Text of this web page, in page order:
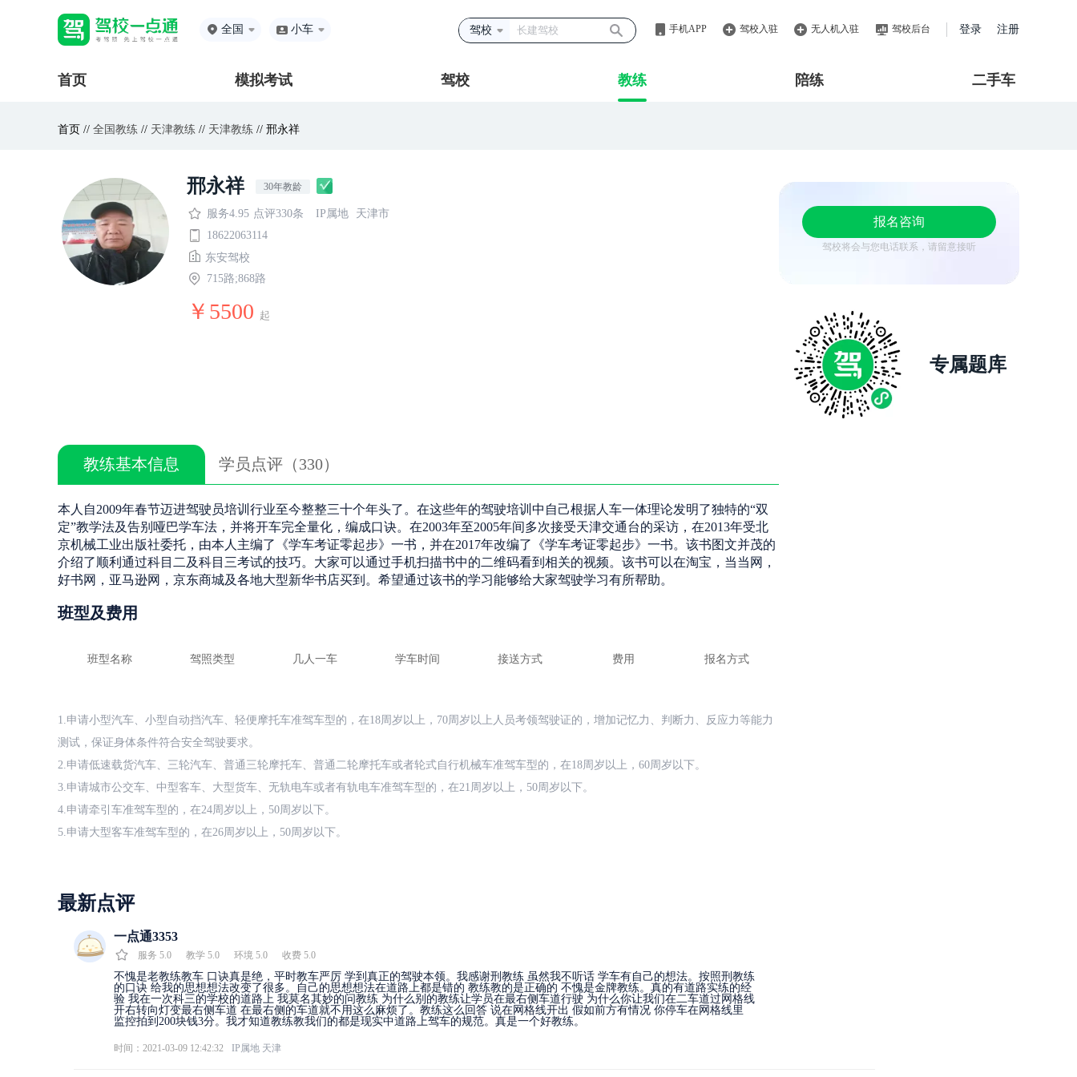
全国 小车 驾校 手机APP 驾校入驻 无人机入驻 驾校后台 登录 注册
首页 模拟考试 驾校 教练 陪练 二手车
首页 // 全国教练 // 天津教练 // 天津教练 // 邢永祥
邢永祥 30年教龄
服务4.95 点评330条 IP属地
天津市
18622063114
东安驾校
715路;868路
￥5500 起
报名咨询
驾校将会与您电话联系，请留意接听
专属题库
教练基本信息 学员点评（330）
本人自2009年春节迈进驾驶员培训行业至今整整三十个年头了。在这些年的驾驶培训中自己根据人车一体理论发明了独特的“双
定”教学法及告别哑巴学车法，并将开车完全量化，编成口诀。在2003年至2005年间多次接受天津交通台的采访，在2013年受北
京机械工业出版社委托，由本人主编了《学车考证零起步》一书，并在2017年改编了《学车考证零起步》一书。该书图文并茂的
介绍了顺利通过科目二及科目三考试的技巧。大家可以通过手机扫描书中的二维码看到相关的视频。该书可以在淘宝，当当网，
好书网，亚马逊网，京东商城及各地大型新华书店买到。希望通过该书的学习能够给大家驾驶学习有所帮助。
班型及费用
班型名称 驾照类型 几人一车 学车时间 接送方式 费用 报名方式
1.申请小型汽车、小型自动挡汽车、轻便摩托车准驾车型的，在18周岁以上，70周岁以上人员考领驾驶证的，增加记忆力、判断力、反应力等能力
测试，保证身体条件符合安全驾驶要求。
2.申请低速载货汽车、三轮汽车、普通三轮摩托车、普通二轮摩托车或者轮式自行机械车准驾车型的，在18周岁以上，60周岁以下。
3.申请城市公交车、中型客车、大型货车、无轨电车或者有轨电车准驾车型的，在21周岁以上，50周岁以下。
4.申请牵引车准驾车型的，在24周岁以上，50周岁以下。
5.申请大型客车准驾车型的，在26周岁以上，50周岁以下。
最新点评
一点通3353
服务 5.0 教学 5.0 环境 5.0 收费 5.0
不愧是老教练教车 口诀真是绝，平时教车严厉 学到真正的驾驶本领。我感谢刑教练 虽然我不听话 学车有自己的想法。按照刑教练
的口诀 给我的思想想法改变了很多。自己的思想想法在道路上都是错的 教练教的是正确的 不愧是金牌教练。真的有道路实练的经
验 我在一次科三的学校的道路上 我莫名其妙的问教练 为什么别的教练让学员在最右侧车道行驶 为什么你让我们在二车道过网格线
开右转向灯变最右侧车道 在最右侧的车道就不用这么麻烦了。教练这么回答 说在网格线开出 假如前方有情况 你停车在网格线里
监控拍到200块钱3分。我才知道教练教我们的都是现实中道路上驾车的规范。真是一个好教练。
时间：2021-03-09 12:42:32 IP属地 天津